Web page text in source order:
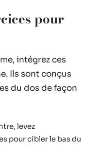
pour
intégrez ces
Ils sont conçus
du dos de façon
levez
pour cibler le bas du